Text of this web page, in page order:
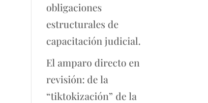
obligaciones
estructurales de
capacitación judicial.
El amparo directo en
revisión: de la
“tiktokización” de la